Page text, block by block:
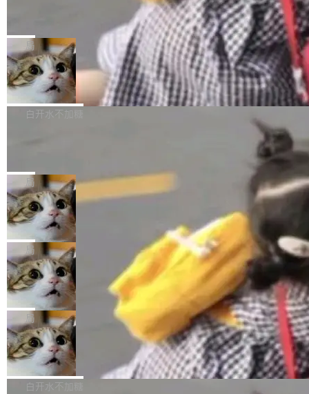
录全贴了出来。 他发错人了 苹果外部律师 Gabr
iel Gross 来自 Weil 律所，2 月 23 日下午 5:53
给 OpenAI 总法律顾问 Che Chang 发了封邮
件，附了一封长信，要求 OpenAI 配合调查前苹
果员工带走机密信...
这是目前市面上唯一支持平板接入WorkBuddy P
C版的产品，搭载“人机双写”重磅功能——你写
你的，AI写AI的，同屏协作互不干扰。一句话让
AI帮你干活，现在开启全新体验！ 温馨提示：
体验WorkBuddy鸿蒙PC版前，请将 HUAWEI M
atePad Edge 升级至 HarmonyOS 6.1.0.135S
P9 patch03及以上版本。 *升级路径：设置 > 搜
FFmpeg 9.0 发布：代号“Lei”，以此纪
全球知名开源多媒体框架 FFmpeg 今天正式发
布了 9.0 版本。这个版本除了带来新一代音视频
处理能力和硬件加速支持之外，还有一个特殊之
处：FFmpeg 9.0 的代号是“Lei”。 这个名字，
来自中国开发者雷霄骅（Lei Xiaohua）。 对于
很多中国音视频开发者而言，这个名字并不陌
“启蒙老师”。 而今年，恰好是雷霄骅离世十周
年。FFmpeg 社区最终选择用一个大版本的名
字，留下了这份纪念。 雷霄骅曾是中国传媒大学
数字电视技术方向的博士生，长期从事视频、音
频技...
局
亚马逊成本失控：AI 写代码烧掉 1215
万元，超预算 860%
外媒近日曝光了亚马逊的多份内部报告显示，AI
导致公司在多个项目上超支。《金融时报》报道
编写程序，目标是完成电商平台作者信息与商品
列表的数据匹配 —— 一项常规的数据处理任
务，最终却产生了 180 万美元的账单，实际支出
超出原定预算 860%。 更令人意外的是，该项目
最终并未成功落地，而高额算力消耗持续运行长
达 5 个月，公司直到财务对账时才察觉异常。这
意味着一个无人看管的 AI 程序，在近半年时间
里日夜不停地"烧钱"。 复盘显示，...
白开水不加糖
e CEO Clément Delangue 在 CNBC 的采访里
没有拐弯抹角。他说中国正在赢得 AI 竞赛，而
且按目前的速度，中国 AI 工具预计在今年底或
2027 年就能追上美国前沿实验室的水平。 Dela
ngue 把原因归结为一件事：开放协作。中国的
AI 开发者在一个共享和协作的生态里加速迭代，
而美国模型厂商在"闭门造车"。他的原话是 "buil
ding in silos"——各自为战，互不通气。 这个判
断从他嘴里说出来分量不同。Hugging Face 是
全球最大的开源 AI 平台，上面跑着上百万个模
型。谁在开源赛道上领先，...
局
当 AI agent 把源码变成了最好的扩展系
统，开发者工具必须开源
五年前，David Crawshaw 问过很多软件工程师
一个问题：你写过什么给自己用的程序？答案几
乎都是没有。工程师们整天用别人写的程序写程
序给别人用。偶尔有人自己写个博客系统、智能
家居控制、家庭实验室，都算稀奇事。 Crawsh
aw 是 Shelley 的作者，一个开源 AI coding age
nt。他最近在博客上写了一篇文章，核心论点很
简单：开发者工具必须开源。 理由不是传统的自
由软件情怀，而是一个跟 AI agent 直接相关的
技术判断。 两行 prompt 就能个性化任何软件 C
局
DeepSeek Harness 宣布内测邀请，全
网最大规模开源 Agent 路演现场诞生
一条内测招募帖，发出去的时候大概没人想到它
会变成一场开源 Agent 生态的路演。 8月1日，
DeepSeek Harness 团队负责人崔添翼（tiany
i）在 X 上发帖： 「如果你是 Agent Harness 相
关开源项目的开发者，希望参加 DeepSeek Har
ness 的内测，可以回复或私信联系我。请附上
局
商汤 SenseNova U1.5-Lite-Preview
开源
商汤科技宣布面向社区开源轻量级统一多模态模
型的预览版本 SenseNova U1.5-Lite-Preview。
白开水不加糖